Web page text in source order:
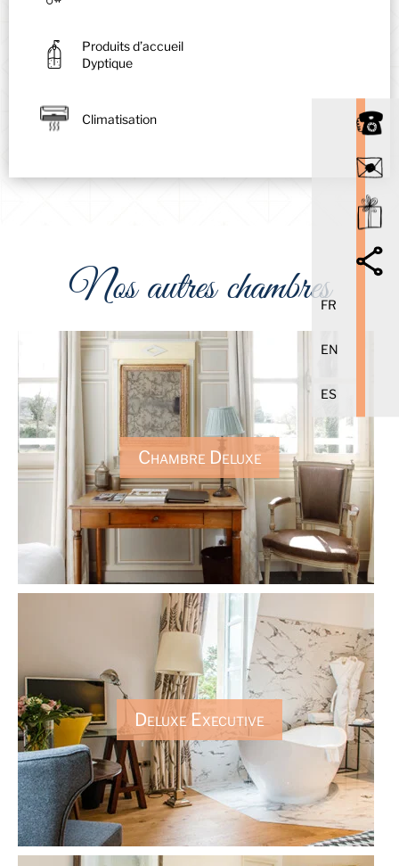
Produits d’accueil
Dyptique
Climatisation
Nos autres chambres
Chambre Deluxe
Deluxe Executive
FR
EN
ES